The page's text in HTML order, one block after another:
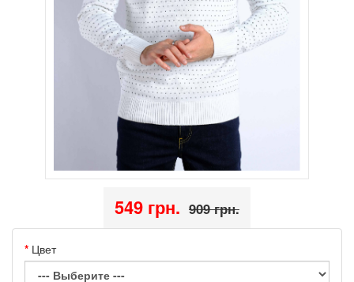
549 грн. 909 грн.
Цвет